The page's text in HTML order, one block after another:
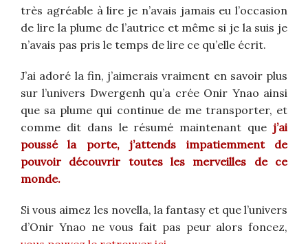
très agréable à lire je n’avais jamais eu l’occasion
de lire la plume de l’autrice et même si je la suis je
n’avais pas pris le temps de lire ce qu’elle écrit.
J’ai adoré la fin, j’aimerais vraiment en savoir plus
sur l’univers Dwergenh qu’a crée Onir Ynao ainsi
que sa plume qui continue de me transporter, et
comme dit dans le résumé maintenant que j’ai
poussé la porte, j’attends impatiemment de
pouvoir découvrir toutes les merveilles de ce
monde.
Si vous aimez les novella, la fantasy et que l’univers
d’Onir Ynao ne vous fait pas peur alors foncez,